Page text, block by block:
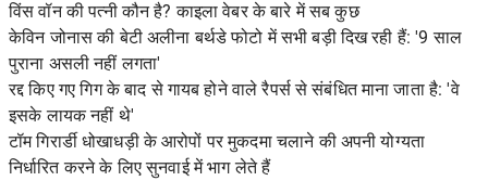
विंस वॉन की पत्नी कौन है? काइला वेबर के बारे में सब कुछ
केविन जोनास की बेटी अलीना बर्थडे फोटो में सभी बड़ी दिख रही हैं: '9 साल
पुराना असली नहीं लगता'
रद्द किए गए गिग के बाद से गायब होने वाले रैपर्स से संबंधित माना जाता है: 'वे
इसके लायक नहीं थे'
टॉम गिरार्डी धोखाधड़ी के आरोपों पर मुकदमा चलाने की अपनी योग्यता
निर्धारित करने के लिए सुनवाई में भाग लेते हैं